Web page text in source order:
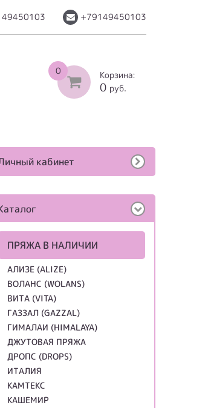
+79149450103
0 Корзина:
0 руб.
кабинет
ПРЯЖА В НАЛИЧИИ
АЛИЗЕ (ALIZE)
ВОЛАНС (WOLANS)
ВИТА (VITA)
ГАЗЗАЛ (GAZZAL)
ГИМАЛАИ (HIMALAYA)
ДЖУТОВАЯ ПРЯЖА
ДРОПС (DROPS)
ИТАЛИЯ
КАМТЕКС
КАШЕМИР